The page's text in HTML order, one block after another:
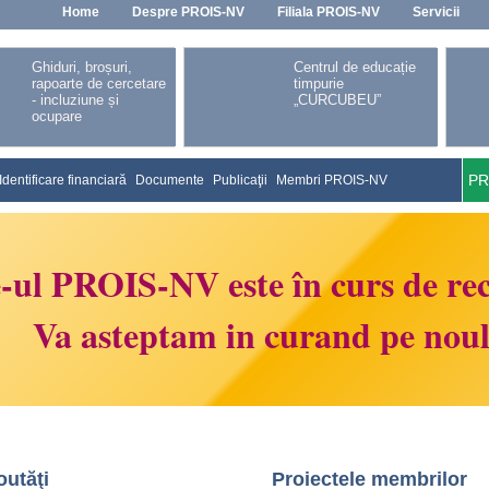
Home Despre PROIS-NV Filiala PROIS-NV Servicii
Ghiduri, broșuri,
rapoarte de cercetare
- incluziune și
ocupare
Centrul de educație
timpurie
„CURCUBEU”
Identificare financiară Documente Publicaţii Membri PROIS-NV
ul PROIS-NV este în curs de
Va asteptam in curand pe
Proiectele membrilor